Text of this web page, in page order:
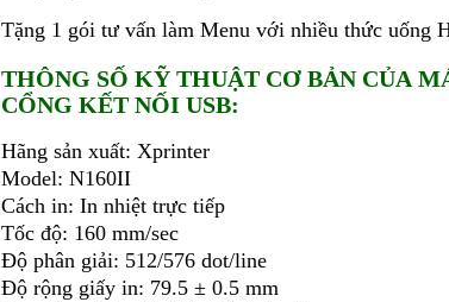
Tặng 1 gói tư vấn làm Menu với nhiều thức uống
THÔNG SỐ KỸ THUẬT CƠ BẢN CỦA
CỔNG KẾT NỐI USB:
Hãng sản xuất: Xprinter
Model: N160II
Cách in: In nhiệt trực tiếp
Tốc độ: 160 mm/sec
Độ phân giải: 512/576 dot/line
Độ rộng giấy in: 79.5 ± 0.5 mm